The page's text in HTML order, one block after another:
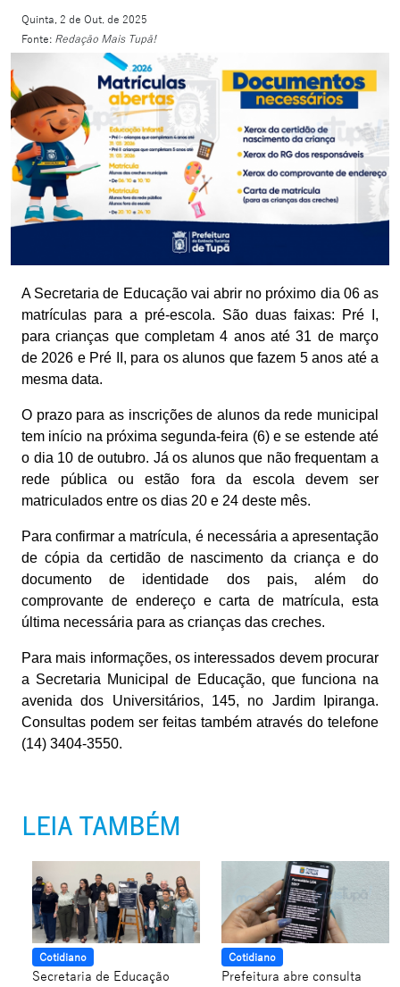
Quinta, 2 de Out. de 2025
Fonte: Redação Mais Tupã!
A Secretaria de Educação vai abrir no próximo dia 06 as
matrículas para a pré-escola. São duas faixas: Pré I,
para crianças que completam 4 anos até 31 de março
de 2026 e Pré II, para os alunos que fazem 5 anos até a
mesma data.
O prazo para as inscrições de alunos da rede municipal
tem início na próxima segunda-feira (6) e se estende até
o dia 10 de outubro. Já os alunos que não frequentam a
rede pública ou estão fora da escola devem ser
matriculados entre os dias 20 e 24 deste mês.
Para confirmar a matrícula, é necessária a apresentação
de cópia da certidão de nascimento da criança e do
documento de identidade dos pais, além do
comprovante de endereço e carta de matrícula, esta
última necessária para as crianças das creches.
Para mais informações, os interessados devem procurar
a Secretaria Municipal de Educação, que funciona na
avenida dos Universitários, 145, no Jardim Ipiranga.
Consultas podem ser feitas também através do telefone
(14) 3404-3550.
LEIA TAMBÉM
Cotidiano
Secretaria de Educação
Cotidiano
Prefeitura abre consulta